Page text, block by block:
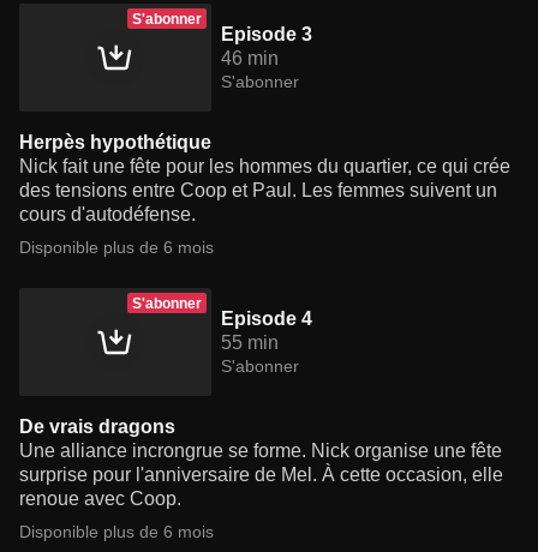
S'abonner
Episode 3
46 min
S'abonner
Herpès hypothétique
Nick fait une fête pour les hommes du quartier, ce qui crée
des tensions entre Coop et Paul. Les femmes suivent un
cours d'autodéfense.
Disponible plus de 6 mois
S'abonner
Episode 4
55 min
S'abonner
De vrais dragons
Une alliance incrongrue se forme. Nick organise une fête
surprise pour l'anniversaire de Mel. À cette occasion, elle
renoue avec Coop.
Disponible plus de 6 mois